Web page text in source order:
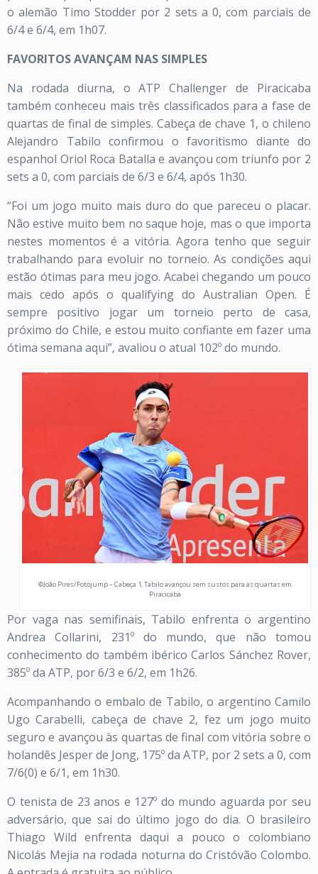
o alemão Timo Stodder por 2 sets a 0, com parciais de
6/4 e 6/4, em 1h07.
FAVORITOS AVANÇAM NAS SIMPLES
Na rodada diurna, o ATP Challenger de Piracicaba
também conheceu mais três classificados para a fase de
quartas de final de simples. Cabeça de chave 1, o chileno
Alejandro Tabilo confirmou o favoritismo diante do
espanhol Oriol Roca Batalla e avançou com triunfo por 2
sets a 0, com parciais de 6/3 e 6/4, após 1h30.
“Foi um jogo muito mais duro do que pareceu o placar.
Não estive muito bem no saque hoje, mas o que importa
nestes momentos é a vitória. Agora tenho que seguir
trabalhando para evoluir no torneio. As condições aqui
estão ótimas para meu jogo. Acabei chegando um pouco
mais cedo após o qualifying do Australian Open. É
sempre positivo jogar um torneio perto de casa,
próximo do Chile, e estou muito confiante em fazer uma
ótima semana aqui”, avaliou o atual 102º do mundo.
©João Pires/Fotojump – Cabeça 1, Tabilo avançou sem sustos para as quartas em
Piracicaba
Por vaga nas semifinais, Tabilo enfrenta o argentino
Andrea Collarini, 231º do mundo, que não tomou
conhecimento do também ibérico Carlos Sánchez Rover,
385º da ATP, por 6/3 e 6/2, em 1h26.
Acompanhando o embalo de Tabilo, o argentino Camilo
Ugo Carabelli, cabeça de chave 2, fez um jogo muito
seguro e avançou às quartas de final com vitória sobre o
holandês Jesper de Jong, 175º da ATP, por 2 sets a 0, com
7/6(0) e 6/1, em 1h30.
O tenista de 23 anos e 127º do mundo aguarda por seu
adversário, que sai do último jogo do dia. O brasileiro
Thiago Wild enfrenta daqui a pouco o colombiano
Nicolás Mejia na rodada noturna do Cristóvão Colombo.